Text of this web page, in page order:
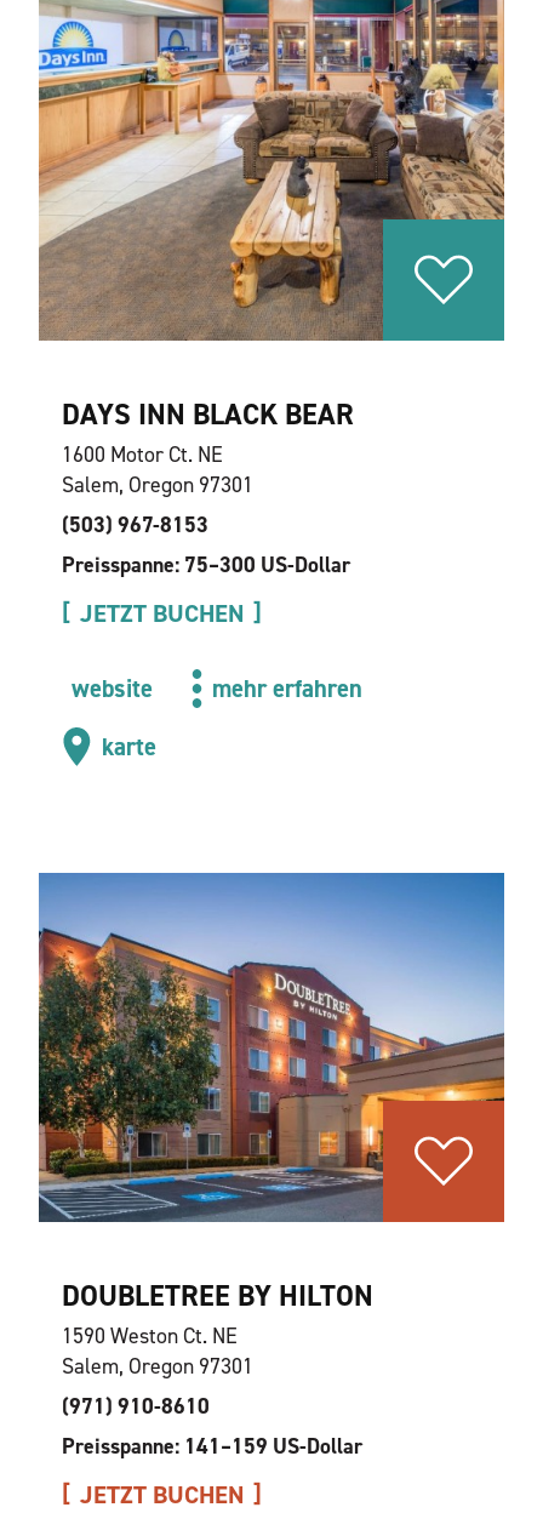
DAYS INN BLACK BEAR
1600 Motor Ct. NE
Salem, Oregon 97301
(503) 967-8153
Preisspanne: 75–300 US-Dollar
JETZT BUCHEN
website
mehr erfahren
karte
DOUBLETREE BY HILTON
1590 Weston Ct. NE
Salem, Oregon 97301
(971) 910-8610
Preisspanne: 141–159 US-Dollar
JETZT BUCHEN